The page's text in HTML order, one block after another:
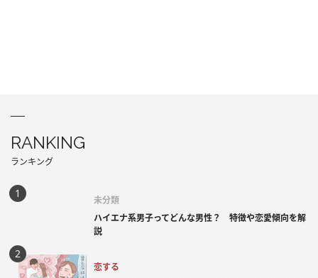
RANKING
ランキング
未分類
ハイエナ系男子ってどんな男性？ 特徴や恋愛傾向を解
説
恋する